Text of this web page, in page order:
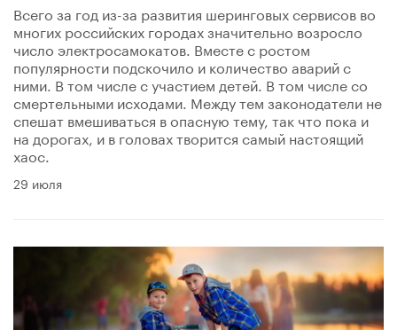
​Всего за год из-за развития шеринговых сервисов во
многих российских городах значительно возросло
число электросамокатов. Вместе с ростом
популярности подскочило и количество аварий с
ними. В том числе с участием детей. В том числе со
смертельными исходами. Между тем законодатели не
спешат вмешиваться в опасную тему, так что пока и
на дорогах, и в головах творится самый настоящий
хаос.
29 июля